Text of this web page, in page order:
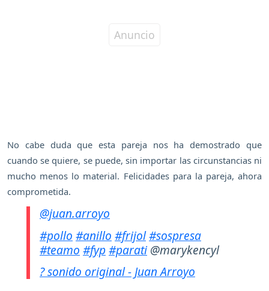
No cabe duda que esta pareja nos ha demostrado que
cuando se quiere, se puede, sin importar las circunstancias ni
mucho menos lo material. Felicidades para la pareja, ahora
comprometida.
@juan.arroyo
#pollo #anillo #frijol#sospresa
#teamo #fyp#parati @marykencyl
? sonido original - Juan Arroyo